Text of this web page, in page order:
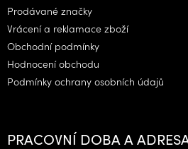
Prodávané značky
Vrácení a reklamace zboží
Obchodní podmínky
Hodnocení obchodu
Podmínky ochrany osobních údajů
PRACOVNÍ DOBA A